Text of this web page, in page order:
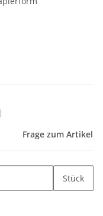
Frage zum Artikel
Stück